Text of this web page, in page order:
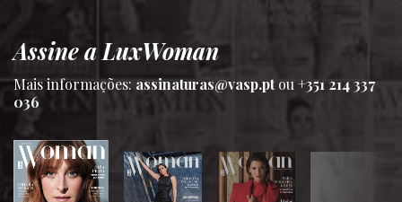
Assine a LuxWoman
Mais informações:assinaturas@vasp.ptou +351 214 337
036